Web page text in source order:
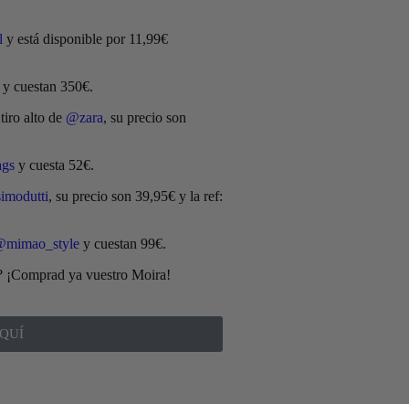
y está disponible por 11,99€
y cuestan 350€.
alto de @zara, su precio son
y cuesta 52€.
, su precio son 39,95€ y la ref:
y cuestan 99€.
¡Comprad ya vuestro Moira!